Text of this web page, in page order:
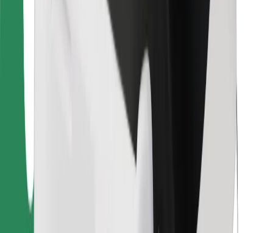
Για εστιατόρια
Bolt for Business
Όροι & Προϋποθέσεις
Πάρε ταξί μέσα σε λίγα λεπτά!